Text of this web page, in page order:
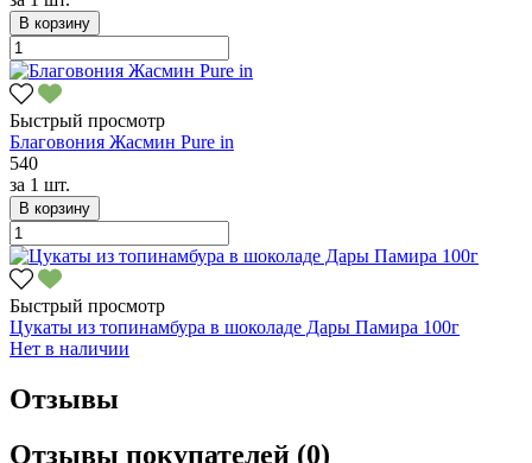
В корзину
Быстрый просмотр
Благовония Жасмин Pure in
540
за 1 шт.
В корзину
Быстрый просмотр
Цукаты из топинамбура в шоколаде Дары Памира 100г
Нет в наличии
Отзывы
Отзывы покупателей (0)